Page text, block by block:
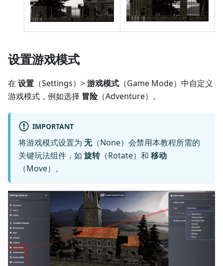
设置游戏模式
在 设置 （Settings）>游戏模式 （Game Mode）中自定义
游戏模式，例如选择 冒险（Adventure）。
IMPORTANT
将游戏模式设置为 无（None）会禁用本教程所需的
关键玩法组件，如 旋转（Rotate）和 移动
（Move）。